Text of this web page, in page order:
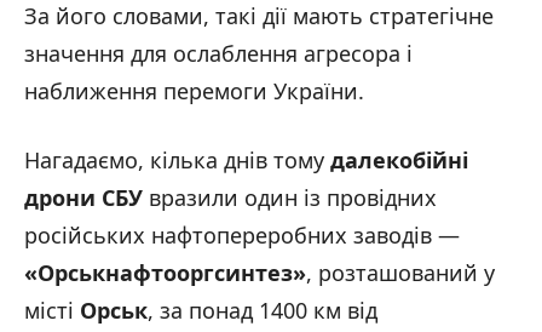
За його словами, такі дії мають стратегічне
значення для ослаблення агресора і
наближення перемоги України.
Нагадаємо, кілька днів тому далекобійні
дрони СБУ вразили один із провідних
російських нафтопереробних заводів —
«Орськнафтооргсинтез», розташований у
місті Орськ, за понад 1400 км від